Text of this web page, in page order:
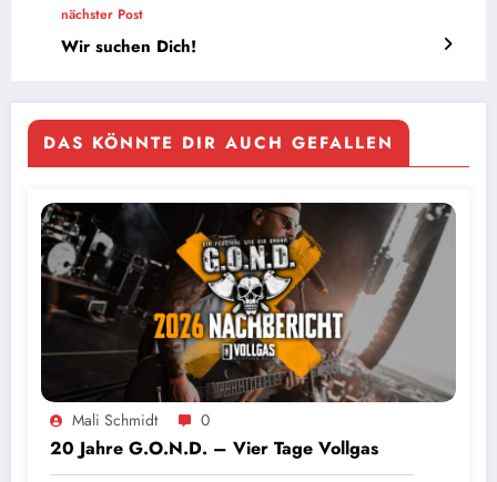
nächster Post
Wir suchen Dich!
DAS KÖNNTE DIR AUCH GEFALLEN
Mali Schmidt 0
20 Jahre G.O.N.D. – Vier Tage Vollgas